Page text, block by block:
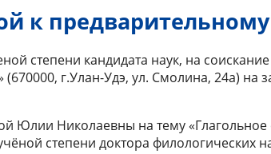
к
степени кандидата наук, на
г.Улан-Удэ, ул. Смолина, 24а) на
Николаевны на тему «Глагольное
степени доктора филологических